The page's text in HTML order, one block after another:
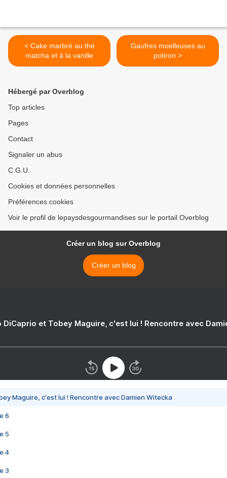
< Cake marbré au thé
matcha et à la vanille
Gaufres moelleuses au
potiron >
Hébergé par Overblog
Top articles
Pages
Contact
Signaler un abus
C.G.U.
Cookies et données personnelles
Préférences cookies
Voir le profil de lepaysdesgourmandises sur le portail Overblog
Créer un blog sur Overblog
Créer un blog
DiCaprio et Tobey Maguire, c'est lui ! Rencontre avec
Maguire, c'est lui ! Rencontre avec Damien Witecka
6
5
4
3